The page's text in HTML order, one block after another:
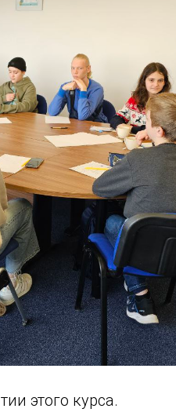
этого курса.